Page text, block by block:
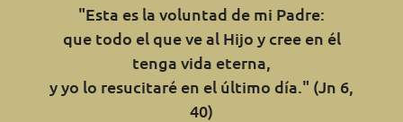
"Esta es la voluntad de mi Padre:
que todo el que ve al Hijo y cree en él
tenga vida eterna,
y yo lo resucitaré en el último día." (Jn 6,
40)